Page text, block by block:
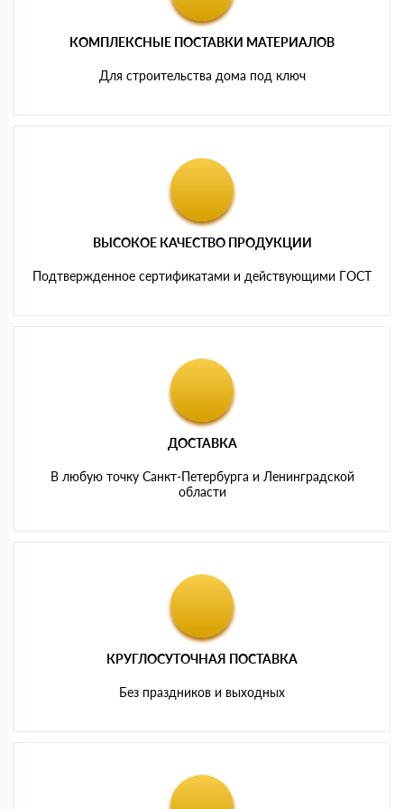
КОМПЛЕКСНЫЕ ПОСТАВКИ МАТЕРИАЛОВ
Для строительства дома под ключ
ВЫСОКОЕ КАЧЕСТВО ПРОДУКЦИИ
Подтвержденное сертификатами и действующими ГОСТ
ДОСТАВКА
В любую точку Санкт-Петербурга и Ленинградской
области
КРУГЛОСУТОЧНАЯ ПОСТАВКА
Без праздников и выходных